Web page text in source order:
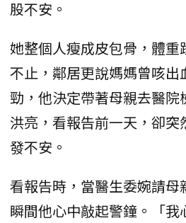
股不安。
她整個人瘦成皮包骨，體重
不止，鄰居更說媽媽曾咳出
勁，他決定帶著母親去醫院
洪亮，看報告前一天，卻
發不安。
看報告時，當醫生委婉請
瞬間他心中敲起警鐘。「